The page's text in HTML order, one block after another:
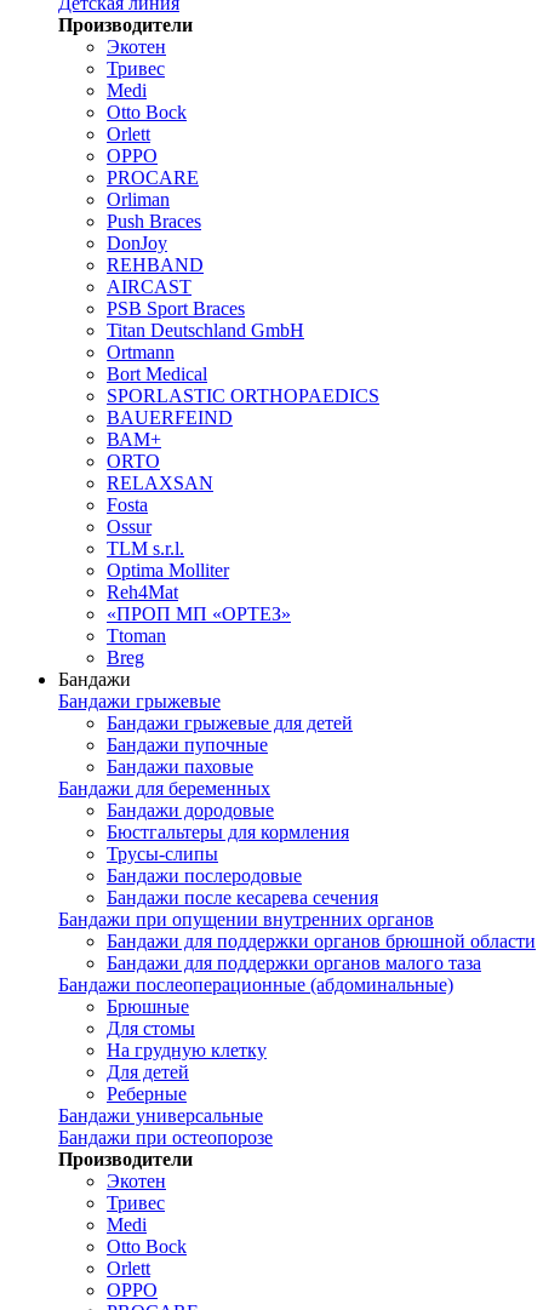
Производители
Экотен
Тривес
Medi
Otto Bock
Orlett
OPPO
PROCARE
Orliman
Push Braces
DonJoy
REHBAND
AIRCAST
PSB Sport Braces
Titan Deutschland GmbH
Ortmann
Bort Medical
SPORLASTIC ORTHOPAEDICS
BAUERFEIND
ВАМ+
ORTO
RELAXSAN
Fosta
Ossur
TLM s.r.l.
Optima Molliter
Reh4Mat
«ПРОП МП «ОРТЕЗ»
Ttoman
Breg
Бандажи
Бандажи грыжевые
Бандажи грыжевые для детей
Бандажи пупочные
Бандажи паховые
Бандажи для беременных
Бандажи дородовые
Бюстгальтеры для кормления
Трусы-слипы
Бандажи послеродовые
Бандажи после кесарева сечения
Бандажи при опущении внутренних органов
Бандажи для поддержки органов брюшной области
Бандажи для поддержки органов малого таза
Бандажи послеоперационные (абдоминальные)
Брюшные
Для стомы
На грудную клетку
Для детей
Реберные
Бандажи универсальные
Бандажи при остеопорозе
Производители
Экотен
Тривес
Medi
Otto Bock
Orlett
OPPO